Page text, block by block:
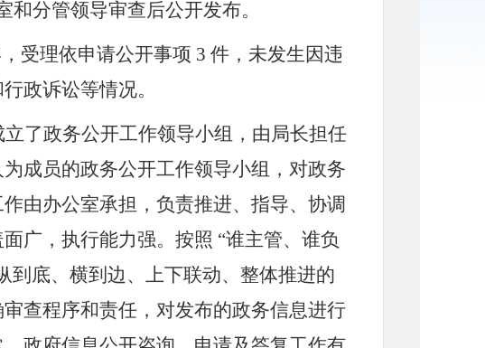
分管领导审查后公开发布。
受理依申请公开事项 3 件，未发生因违
政诉讼等情况。
了政务公开工作领导小组，由局长担任
成员的政务公开工作领导小组，对政务
由办公室承担，负责推进、指导、协调
广，执行能力强。按照 “谁主管、谁负
到底、横到边、上下联动、整体推进的
查程序和责任，对发布的政务信息进行